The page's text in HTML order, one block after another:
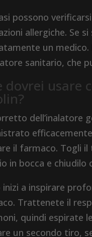
possono
allergiche. Se
un
sanitario, che
dovrei usare
dell’inalatore
il farmaco. Togli
in bocca e chiudilo
inizi a inspirare
Trattenete il
quindi espirate
un secondo tiro,